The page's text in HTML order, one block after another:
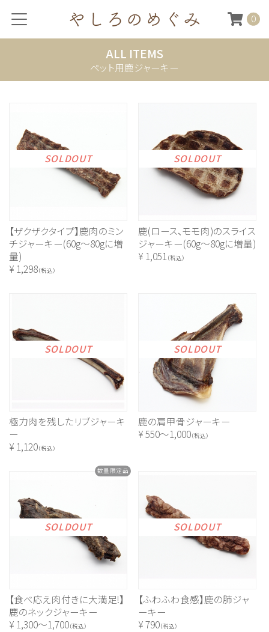
0
ALL ITEMS
ペット用鹿ジャーキー
SOLDOUT
【ザクザクタイプ】鹿肉のミン
チジャーキー(60g～80gに増
量)
¥ 1,298（税込）
SOLDOUT
鹿(ロース、モモ肉)のスライス
ジャーキー(60g～80gに増量)
¥ 1,051（税込）
SOLDOUT
極力肉を残したリブジャーキ
ー
¥ 1,120（税込）
SOLDOUT
鹿の肩甲骨ジャーキー
¥550～1,000（税込）
SOLDOUT
数量限定品
【食べ応え肉付きに大満足!】
鹿のネックジャーキー
¥ 1,300～1,700（税込）
SOLDOUT
【ふわふわ食感】鹿の肺ジャ
ーキー
¥790（税込）